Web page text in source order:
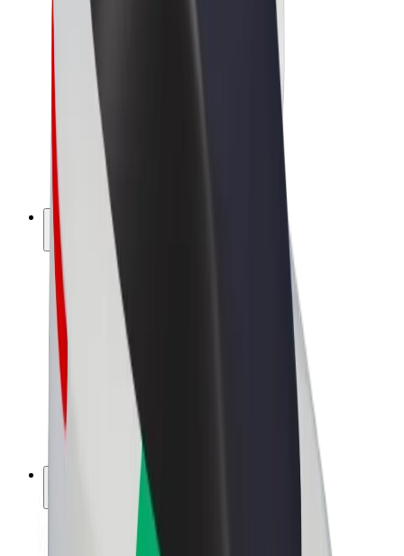
Tõukerattad
Bolt Market
Bolt Food
Bolt Drive
Bolt for Business
Elektrijalgrattad
Bolt Plus
Teeni Boltiga
Juhi sissetulek
Kullerid
Kulleri sissetulek
Bolt Food restoranidele ja poodidele
Sõidukipargid
Töövõimalused